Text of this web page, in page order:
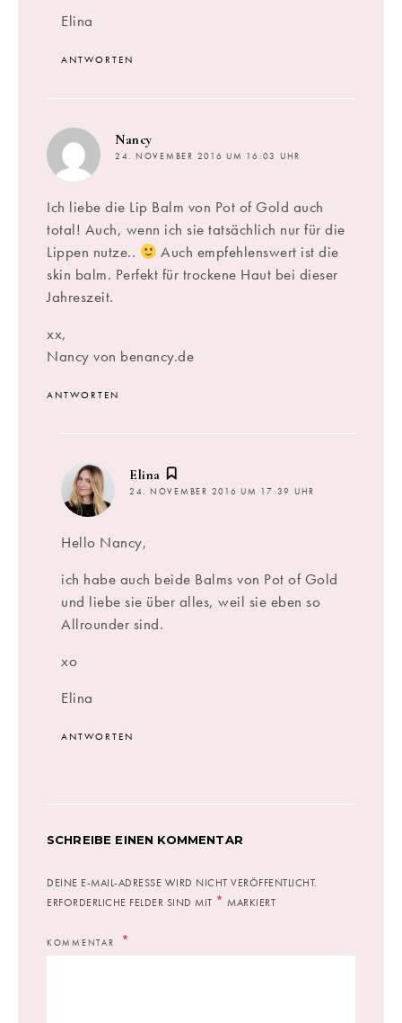
Elina
ANTWORTEN
Nancy
24. NOVEMBER 2016 UM 16:03 UHR
Ich liebe die Lip Balm von Pot of Gold auch
total! Auch, wenn ich sie tatsächlich nur für die
Lippen nutze..
Auch empfehlenswert ist die
skin balm. Perfekt für trockene Haut bei dieser
Jahreszeit.
xx,
Nancy von benancy.de
ANTWORTEN
Elina
24. NOVEMBER 2016 UM 17:39 UHR
Hello Nancy,
ich habe auch beide Balms von Pot of Gold
und liebe sie über alles, weil sie eben so
Allrounder sind.
xo
Elina
ANTWORTEN
SCHREIBE EINEN KOMMENTAR
DEINE E-MAIL-ADRESSE WIRD NICHT VERÖFFENTLICHT.
ERFORDERLICHE FELDER SIND MIT * MARKIERT
KOMMENTAR